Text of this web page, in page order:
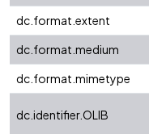
dc.format.extent
dc.format.medium
dc.format.mimetype
dc.identifier.OLIB